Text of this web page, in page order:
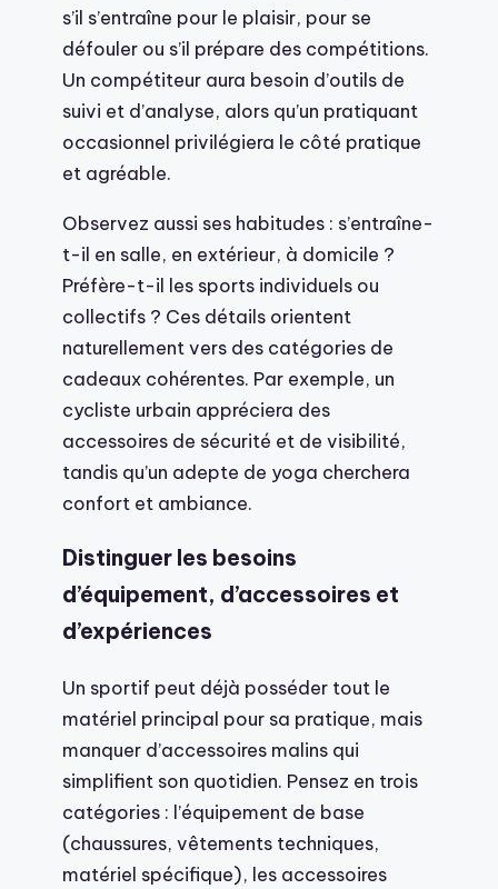
s’il s’entraîne pour le plaisir, pour se
défouler ou s’il prépare des compétitions.
Un compétiteur aura besoin d’outils de
suivi et d’analyse, alors qu’un pratiquant
occasionnel privilégiera le côté pratique
et agréable.
Observez aussi ses habitudes : s’entraîne-
t-il en salle, en extérieur, à domicile ?
Préfère-t-il les sports individuels ou
collectifs ? Ces détails orientent
naturellement vers des catégories de
cadeaux cohérentes. Par exemple, un
cycliste urbain appréciera des
accessoires de sécurité et de visibilité,
tandis qu’un adepte de yoga cherchera
confort et ambiance.
Distinguer les besoins
d’équipement, d’accessoires et
d’expériences
Un sportif peut déjà posséder tout le
matériel principal pour sa pratique, mais
manquer d’accessoires malins qui
simplifient son quotidien. Pensez en trois
catégories : l’équipement de base
(chaussures, vêtements techniques,
matériel spécifique), les accessoires